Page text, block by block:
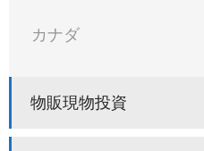
カナダ
物販現物投資